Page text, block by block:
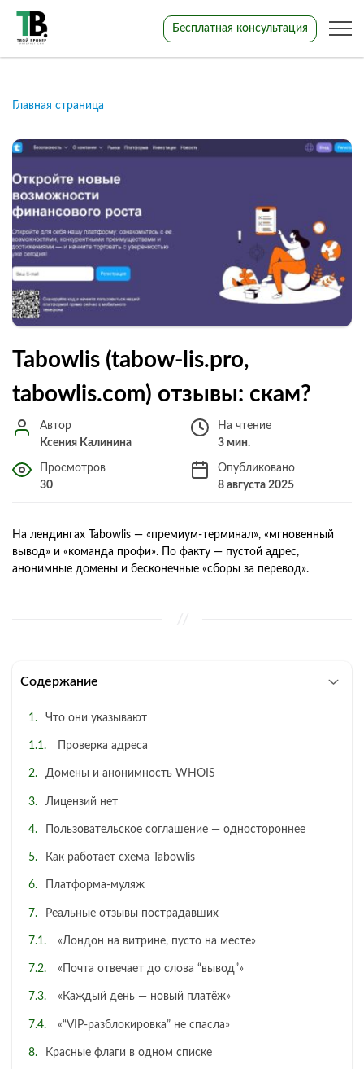
Бесплатная консультация
Главная страница
Tabowlis (tabow-lis.pro,
tabowlis.com) отзывы: скам?
Автор
Ксения Калинина
На чтение
3 мин.
Просмотров
30
Опубликовано
8 августа 2025
На лендингах Tabowlis — «премиум-терминал», «мгновенный
вывод» и «команда профи». По факту — пустой адрес,
анонимные домены и бесконечные «сборы за перевод».
Содержание
Что они указывают
Проверка адреса
Домены и анонимность WHOIS
Лицензий нет
Пользовательское соглашение — одностороннее
Как работает схема Tabowlis
Платформа-муляж
Реальные отзывы пострадавших
«Лондон на витрине, пусто на месте»
«Почта отвечает до слова “вывод”»
«Каждый день — новый платёж»
«“VIP-разблокировка” не спасла»
Красные флаги в одном списке